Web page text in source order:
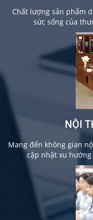
Chất lượng sản phẩm
sức sống của
NỘI
Mang đến không gian
cập nhật xu